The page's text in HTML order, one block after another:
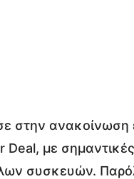
στην ανακοίνωση
με
συσκευών.